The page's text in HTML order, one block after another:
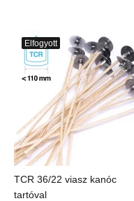
Elfogyott
TCR 36/22 viasz kanóc
tartóval